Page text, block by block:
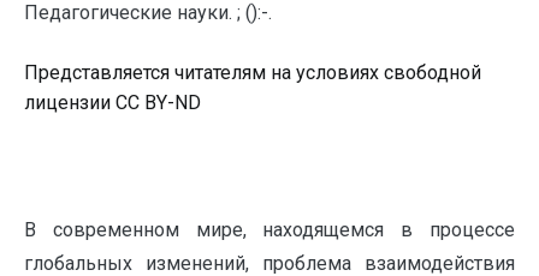
Педагогические науки. ; ():-.
Представляется читателям на условиях свободной
лицензии CC BY-ND
В современном мире, находящемся в процессе
глобальных изменений, проблема взаимодействия